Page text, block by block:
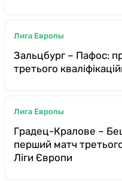
Лига Европы
Зальцбург – Пафос:
третього
Лига Европы
Градец-Кралове –
перший матч
Ліги Європи